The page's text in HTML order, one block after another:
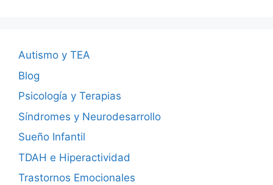
Autismo y TEA
Blog
Psicología y Terapias
Síndromes y Neurodesarrollo
Sueño Infantil
TDAH e Hiperactividad
Trastornos Emocionales